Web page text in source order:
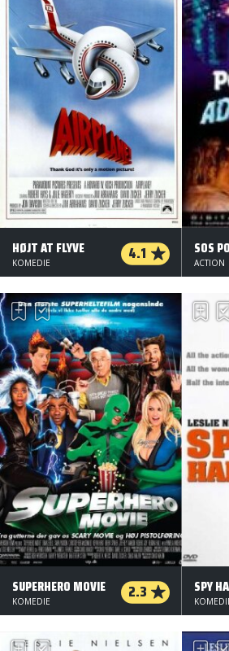
HØJT AT FLYVE 4.1
KOMEDIE ACTION
SUPERHERO MOVIE 2.3
KOMEDIE
SPY